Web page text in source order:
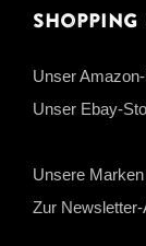
Unser
Unser Ebay-
Unsere Marken
Zur